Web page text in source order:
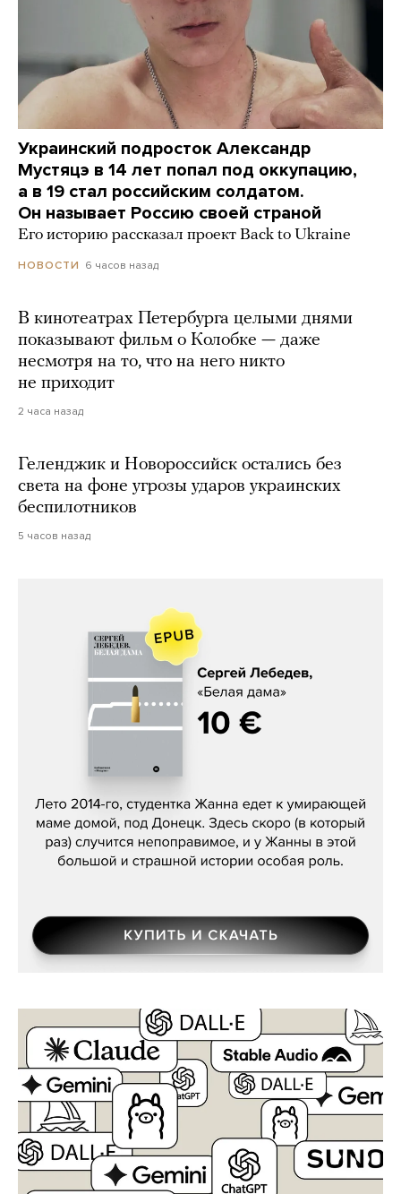
Украинский подросток Александр
Мустяцэ в 14 лет попал под оккупацию,
а в 19 стал российским солдатом.
Он называет Россию своей страной
Его историю рассказал проект Back to Ukraine
НОВОСТИ 6 часов назад
В кинотеатрах Петербурга целыми днями
показывают фильм о Колобке — даже
несмотря на то, что на него никто
не приходит
2 часа назад
Геленджик и Новороссийск остались без
света на фоне угрозы ударов украинских
беспилотников
5 часов назад
Сергей Лебедев, «Белая дама»